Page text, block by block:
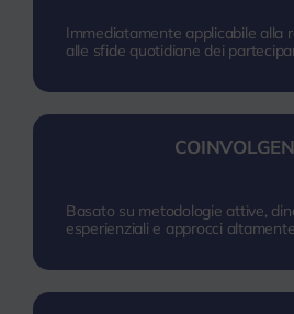
Immediatamente applicabile alla
alle sfide quotidiane dei
Basato su metodologie attive,
esperienziali e approcci